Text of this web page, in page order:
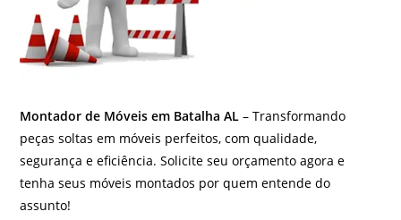
Montador de Móveis em Batalha AL – Transformando
peças soltas em móveis perfeitos, com qualidade,
segurança e eficiência. Solicite seu orçamento agora e
tenha seus móveis montados por quem entende do
assunto!